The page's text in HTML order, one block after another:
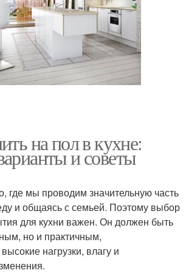
на пол в кухне:
и советы
где мы проводим значительную часть
и общаясь с семьей. Поэтому выбор
для кухни важен. Он должен быть
но и практичным,
нагрузки, влагу и